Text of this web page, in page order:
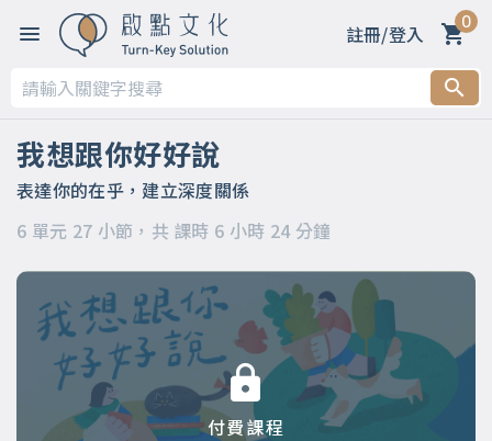
註冊/登入 0
我想跟你好好說
表達你的在乎，建立深度關係
6 單元 27 小節，共 課時 6 小時 24 分鐘
付費課程
第一章
第二章 春天～善意的萌芽：用啟發取代要求
第三章 夏天～力量的生長：用引導化解命令
第四章 秋天～美好的收穫：用讚許昇華輕蔑
第五章 冬天～溫暖的陪伴：用支持消融冷漠
第六章